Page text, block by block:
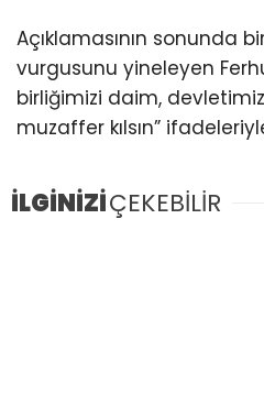
Açıklamasının sonunda
vurgusunu yineleyen
birliğimizi daim,
muzaffer kılsın”
İLGİNİZİÇEKEBİLİR